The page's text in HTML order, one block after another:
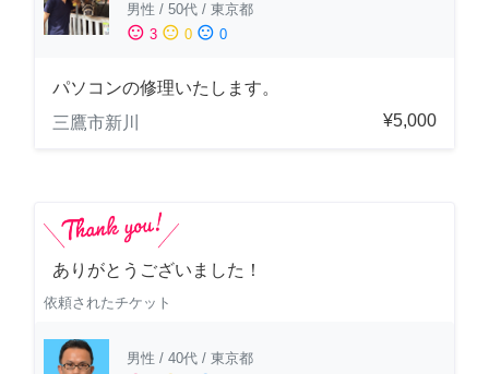
男性 / 50代 / 東京都
sentiment_satisfied 3 sentiment_neutral 0 sentiment_dissatisfied 0
パソコンの修理いたします。
三鷹市新川
¥5,000
ありがとうございました！
依頼されたチケット
男性 / 40代 / 東京都